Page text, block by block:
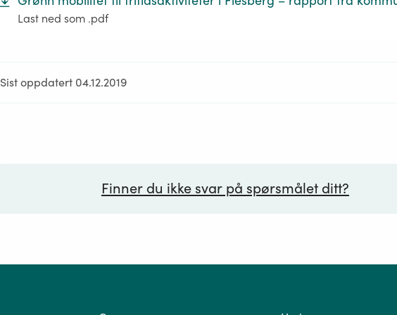
Last ned som .pdf
Sist oppdatert 04.12.2019
Finner du ikke svar på spørsmålet ditt?